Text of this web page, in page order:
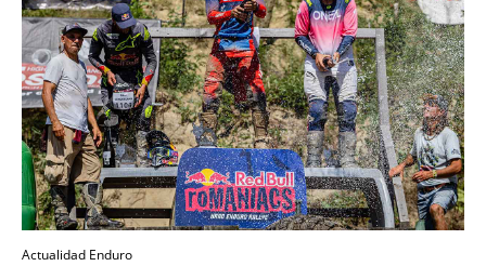
Actualidad Enduro